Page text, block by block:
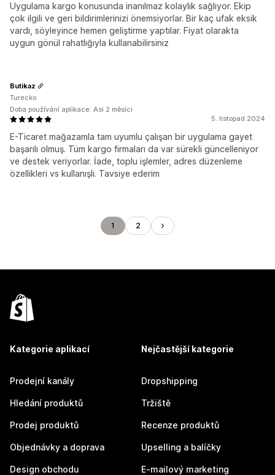
Uygulama kargo konusunda inanılmaz kolaylık sağlıyor. Ekip
çok ilgili ve geri bildirimlerinizi önemsiyorlar. Bir kaç ufak eksik
vardı, söyleyince hemen geliştirme yaptılar. Fiyat olarakta
uygun gönül rahatlığıyla kullanabilirsiniz
5. listopad 2024
E-Ticaret mağazamla tam uyumlu çalışan bir uygulama gayet
başarılı olmuş. Tüm kargo firmaları da var sürekli güncelleniyor
ve destek veriyorlar. İade, toplu işlemler, adres düzenleme
özellikleri vs kullanışlı. Tavsiye ederim
Butikaz
Turecko
Doba používání aplikace: Asi 2 měsíci
1 2
Kategorie aplikací
Prodejní kanály
Hledání produktů
Prodej produktů
Objednávky a doprava
Design obchodu
Nejčastější kategorie
Dropshipping
Tržiště
Recenze produktů
Upselling a balíčky
E-mailový marketing